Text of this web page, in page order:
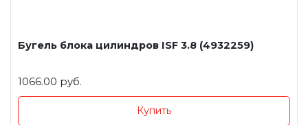
Бугель блока цилиндров ISF 3.8 (4932259)
1066.00 руб.
Купить